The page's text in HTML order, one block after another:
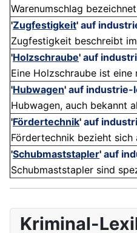
Warenumschlag
'Zugfestigkeit' auf
Zugfestigkeit beschreibt
'Holzschraube' auf
Eine Holzschraube ist
'Hubwagen' auf industrie-
Hubwagen, auch bekannt
'Fördertechnik' auf
Fördertechnik bezieht sich
'Schubmaststapler' auf
Schubmaststapler sind
Kriminal-